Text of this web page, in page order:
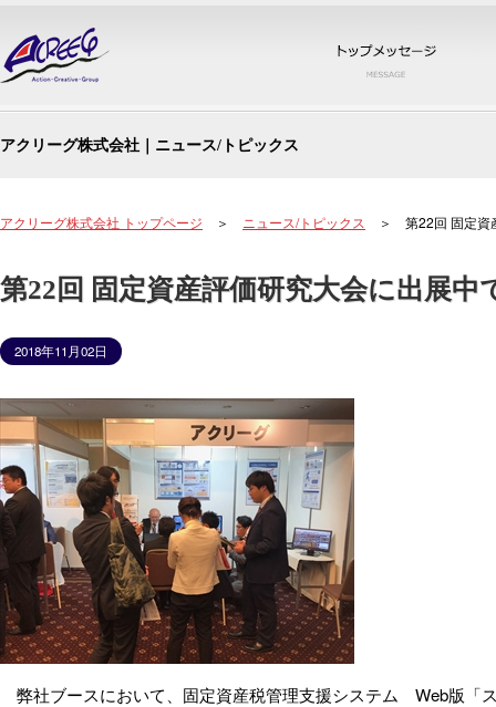
アクリーグ株式会社｜ニュース/トピックス
アクリーグ株式会社 トップページ ＞ ニュース/トピックス ＞ 第22回 固定資
第22回 固定資産評価研究大会に出展中
2018年11月02日
弊社ブースにおいて、固定資産税管理支援システム Web版「